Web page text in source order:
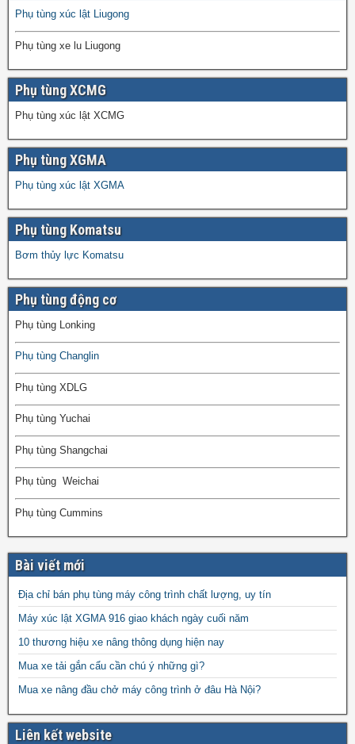
Phụ tùng xúc lật Liugong
Phụ tùng xe lu Liugong
Phụ tùng XCMG
Phụ tùng xúc lật XCMG
Phụ tùng XGMA
Phụ tùng xúc lật XGMA
Phụ tùng Komatsu
Bơm thủy lực Komatsu
Phụ tùng động cơ
Phụ tùng Lonking
Phụ tùng Changlin
Phụ tùng XDLG
Phụ tùng Yuchai
Phụ tùng Shangchai
Phụ tùng Weichai
Phụ tùng Cummins
Bài viết mới
Địa chỉ bán phụ tùng máy công trình chất lượng, uy tín
Máy xúc lật XGMA 916 giao khách ngày cuối năm
10 thương hiệu xe nâng thông dụng hiện nay
Mua xe tải gắn cẩu cần chú ý những gì?
Mua xe nâng đầu chở máy công trình ở đâu Hà Nội?
Liên kết website